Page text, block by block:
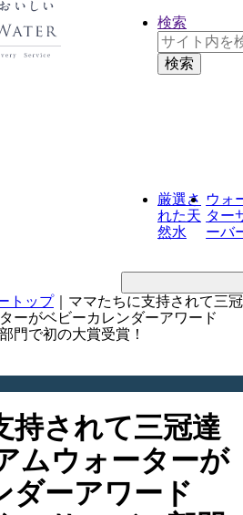
厳選さ
れた天
然水
ウォ
ター
ーバ
検索
トップ｜ ママたちに支持されて三冠
ーがベビーカレンダーアワード
門で初の大賞受賞！
持されて三冠達
ムウォーターが
ダーアワード